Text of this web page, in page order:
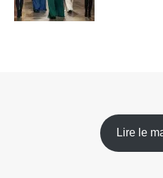
Lire le